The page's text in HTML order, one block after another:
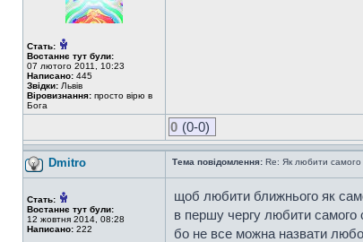
Стать:
Востаннє тут були:
07 лютого 2011, 10:23
Написано: 445
Звідки: Львів
Віровизнання: просто вірю в
Бога
0 (0-0)
Dmitro Тема повідомлення: Re: Як любити самого
Стать:
Востаннє тут були:
12 жовтня 2014, 08:28
Написано: 222
щоб любити ближнього як
в першу чергу любити самого
бо не все можна назвати